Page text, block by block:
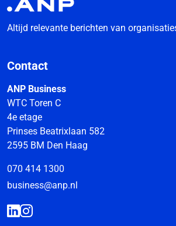
Altijd relevante berichten van
Contact
ANP Business
WTC Toren C
4e etage
Prinses Beatrixlaan 582
2595 BM Den Haag
070 414 1300
business@anp.nl